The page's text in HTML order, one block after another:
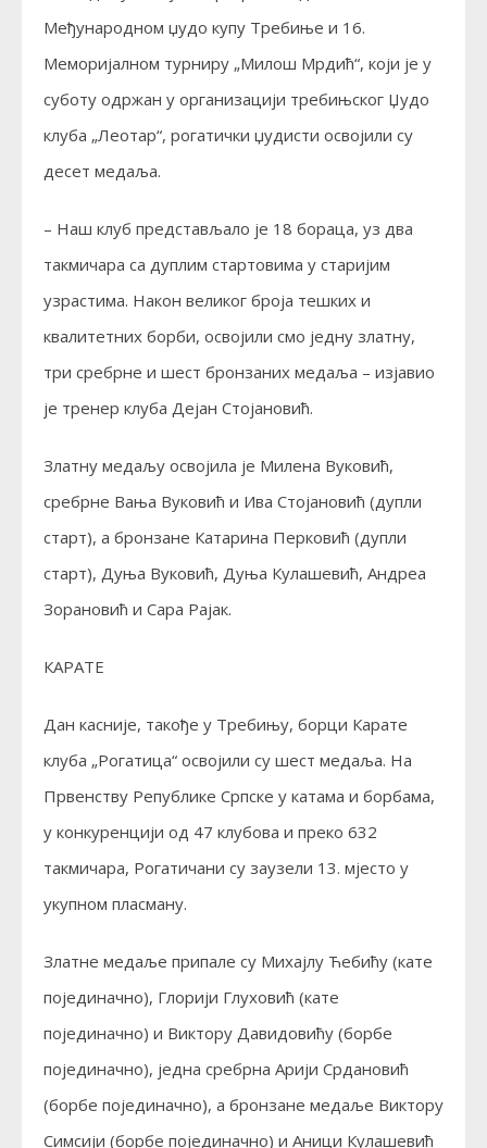
Међународном џудо купу Требиње и 16.
Меморијалном турниру „Милош Мрдић“, који је у
суботу одржан у организацији требињског Џудо
клуба „Леотар“, рогатички џудисти освојили су
десет медаља.
– Наш клуб представљало је 18 бораца, уз два
такмичара са дуплим стартовима у старијим
узрастима. Након великог броја тешких и
квалитетних борби, освојили смо једну златну,
три сребрне и шест бронзаних медаља – изјавио
је тренер клуба Дејан Стојановић.
Златну медаљу освојила је Милена Вуковић,
сребрне Вања Вуковић и Ива Стојановић (дупли
старт), а бронзане Катарина Перковић (дупли
старт), Дуња Вуковић, Дуња Кулашевић, Андреа
Зорановић и Сара Рајак.
КАРАТЕ
Дан касније, такође у Требињу, борци Карате
клуба „Рогатица“ освојили су шест медаља. На
Првенству Републике Српске у катама и борбама,
у конкуренцији од 47 клубова и преко 632
такмичара, Рогатичани су заузели 13. мјесто у
укупном пласману.
Златне медаље припале су Михајлу Ћебићу (кате
појединачно), Глорији Глуховић (кате
појединачно) и Виктору Давидовићу (борбе
појединачно), једна сребрна Арији Срдановић
(борбе појединачно), а бронзане медаље Виктору
Симсији (борбе појединачно) и Аници Кулашевић